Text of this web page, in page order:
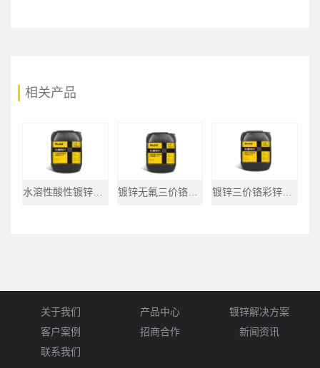
相关产品
水溶性酸性镀锌光亮剂BZ-525 镀锌无氟三价铬蓝锌水 BZ-215
关于我们 产品中心
镀锌解决方案
客户案例
招商合作
新闻资讯
联系我们